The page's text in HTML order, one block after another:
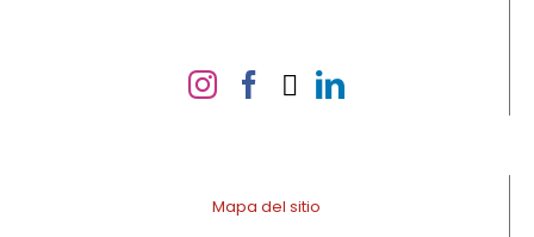
Mapa del sitio